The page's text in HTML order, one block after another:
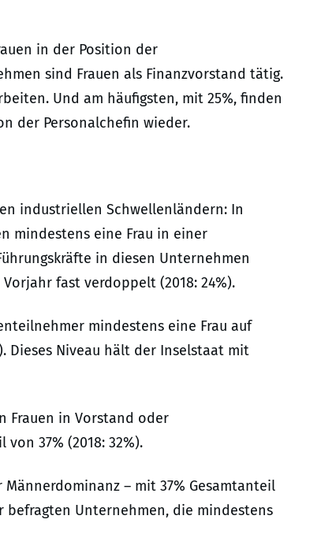
in der Position der
sind Frauen als Finanzvorstand tätig.
Und am häufigsten, mit 25%, finden
der Personalchefin wieder.
industriellen Schwellenländern: In
mindestens eine Frau in einer
in diesen Unternehmen
fast verdoppelt (2018: 24%).
mindestens eine Frau auf
Dieses Niveau hält der Inselstaat mit
Frauen in Vorstand oder
37% (2018: 32%).
– mit 37% Gesamtanteil
befragten Unternehmen, die mindestens